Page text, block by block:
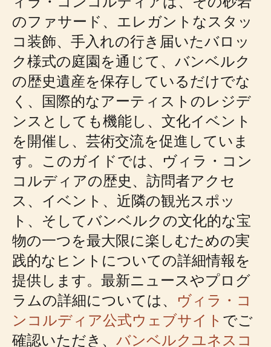
のファサード、エレガントなスタッ
コ装飾、手入れの行き届いたバロッ
ク様式の庭園を通じて、バンベルク
の歴史遺産を保存しているだけでな
く、国際的なアーティストのレジデ
ンスとしても機能し、文化イベント
を開催し、芸術交流を促進していま
す。このガイドでは、ヴィラ・コン
コルディアの歴史、訪問者アクセ
ス、イベント、近隣の観光スポッ
ト、そしてバンベルクの文化的な宝
物の一つを最大限に楽しむための実
践的なヒントについての詳細情報を
提供します。最新ニュースやプログ
ラムの詳細については、 ヴィラ・コ
ンコルディア公式ウェブサイト でご
確認いただき、 バンベルクユネスコ